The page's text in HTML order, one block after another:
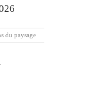
du paysage